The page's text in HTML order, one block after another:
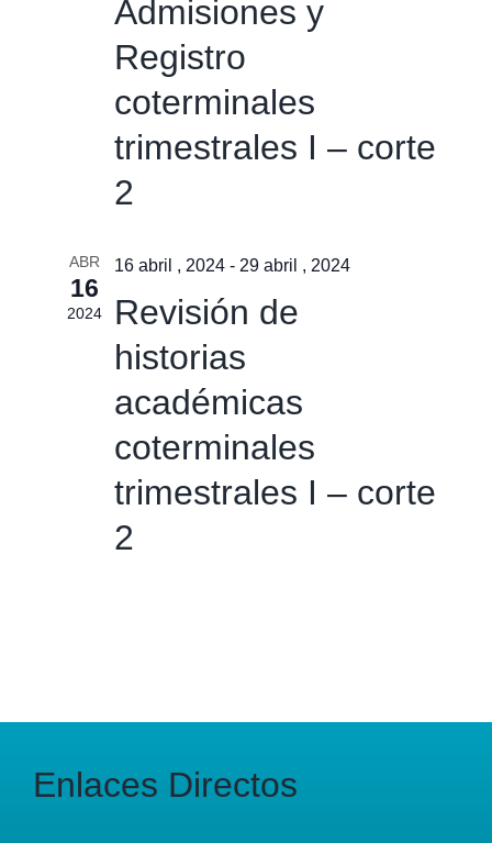
Admisiones y
Registro
coterminales
trimestrales I – corte
2
ABR
16
2024
16 abril , 2024- 29 abril , 2024
Revisión de
historias
académicas
coterminales
trimestrales I – corte
2
Enlaces Directos